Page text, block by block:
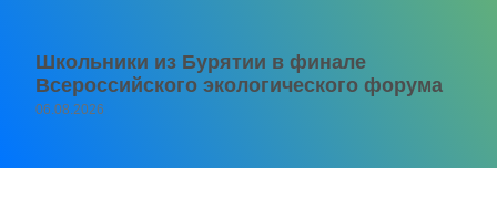
Школьники из Бурятии в финале
Всероссийского экологического форума
06.08.2026